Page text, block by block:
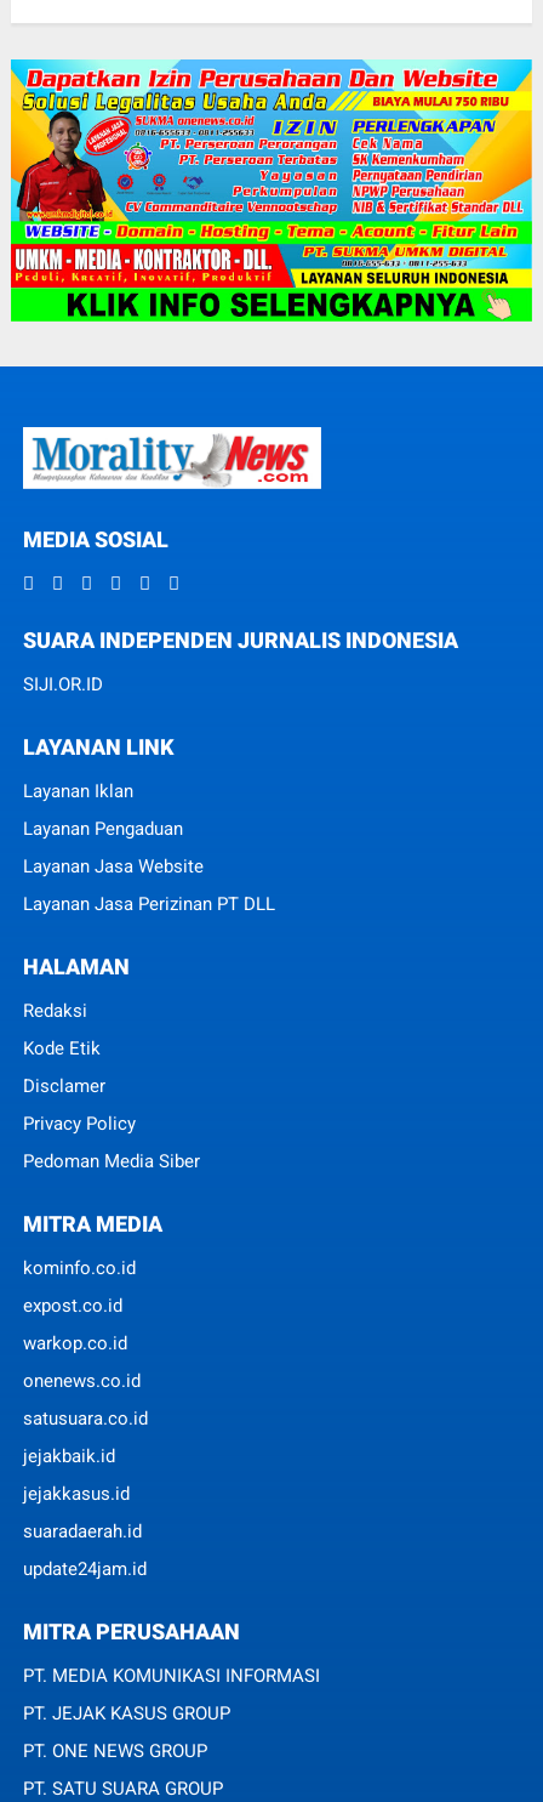
MEDIA SOSIAL
SUARA INDEPENDEN JURNALIS INDONESIA
SIJI.OR.ID
LAYANAN LINK
Layanan Iklan
Layanan Pengaduan
Layanan Jasa Website
Layanan Jasa Perizinan PT DLL
HALAMAN
Redaksi
Kode Etik
Disclamer
Privacy Policy
Pedoman Media Siber
MITRA MEDIA
kominfo.co.id
expost.co.id
warkop.co.id
onenews.co.id
satusuara.co.id
jejakbaik.id
jejakkasus.id
suaradaerah.id
update24jam.id
MITRA PERUSAHAAN
PT. MEDIA KOMUNIKASI INFORMASI
PT. JEJAK KASUS GROUP
PT. ONE NEWS GROUP
PT. SATU SUARA GROUP